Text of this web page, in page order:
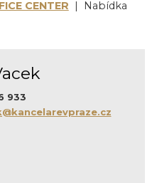
CENTER | Nabídka
933